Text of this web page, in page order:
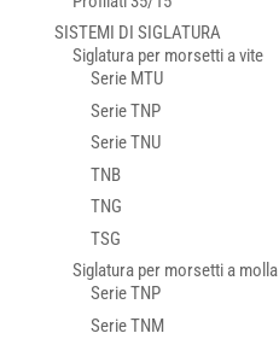
SISTEMI DI SIGLATURA
Siglatura per morsetti a vite
Serie MTU
Serie TNP
Serie TNU
TNB
TNG
TSG
Siglatura per morsetti a molla
Serie TNP
Serie TNM